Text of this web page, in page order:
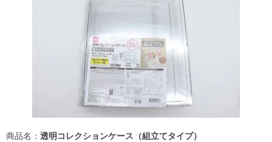
商品名： 透明コレクションケース（組立てタイプ）